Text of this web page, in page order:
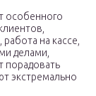
особенного
на кассе,
делами,
порадовать
экстремально